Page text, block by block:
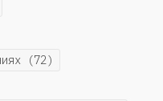
(72)